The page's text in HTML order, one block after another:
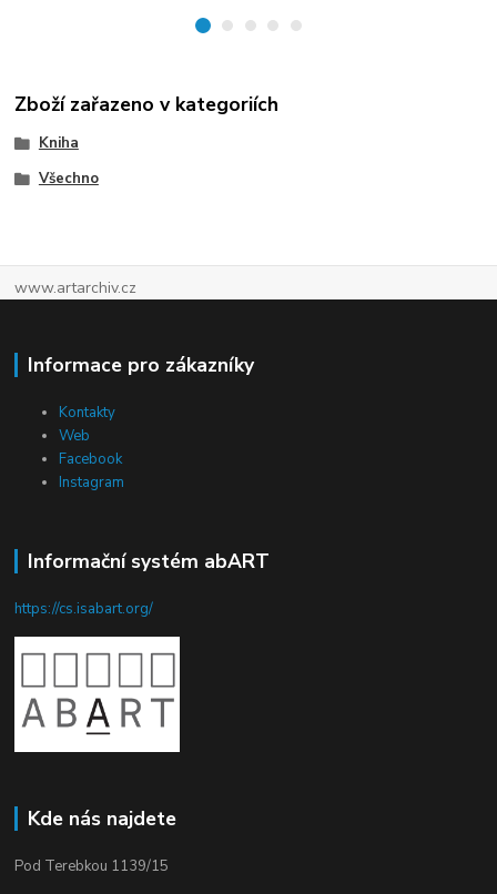
Zboží zařazeno v kategoriích
Kniha
Všechno
www.artarchiv.cz
Informace pro zákazníky
Kontakty
Web
Facebook
Instagram
Informační systém abART
https://cs.isabart.org/
Kde nás najdete
Pod Terebkou 1139/15